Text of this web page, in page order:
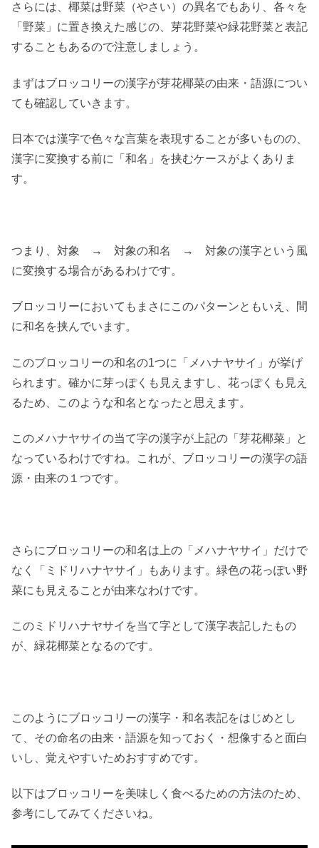
さらには、椰菜は野菜（やさい）の異名でもあり、各々を
「野菜」に置き換えた感じの、芽花野菜や緑花野菜と表記
することもあるので注意しましょう。
まずはブロッコリーの漢字が芽花椰菜の由来・語源につい
ても確認していきます。
日本では漢字で色々な言葉を表現することが多いものの、
漢字に変換する前に「和名」を挟むケースがよくありま
す。
つまり、対象 → 対象の和名 → 対象の漢字という風
に変換する場合があるわけです。
ブロッコリーにおいてもまさにこのパターンともいえ、間
に和名を挟んでいます。
このブロッコリーの和名の1つに「メハナヤサイ」が挙げ
られます。確かに芽っぽくも見えますし、花っぽくも見え
るため、このような和名となったと思えます。
このメハナヤサイの当て字の漢字が上記の「芽花椰菜」と
なっているわけですね。これが、ブロッコリーの漢字の語
源・由来の１つです。
さらにブロッコリーの和名は上の「メハナヤサイ」だけで
なく「ミドリハナヤサイ」もあります。緑色の花っぽい野
菜にも見えることが由来なわけです。
このミドリハナヤサイを当て字として漢字表記したもの
が、緑花椰菜となるのです。
このようにブロッコリーの漢字・和名表記をはじめとし
て、その命名の由来・語源を知っておく・想像すると面白
いし、覚えやすいためおすすめです。
以下はブロッコリーを美味しく食べるための方法のため、
参考にしてみてくださいね。